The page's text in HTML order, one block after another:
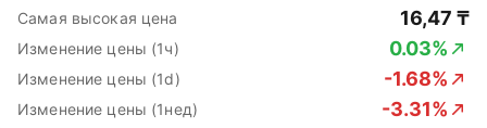
Самая высокая цена 16,47 ₸
Изменение цены (1ч) 0.03%
Изменение цены (1d) -1.68%
Изменение цены (1нед) -3.31%